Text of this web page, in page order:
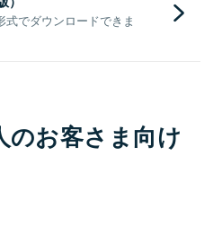
でダウンロードできま
のお客さま向け